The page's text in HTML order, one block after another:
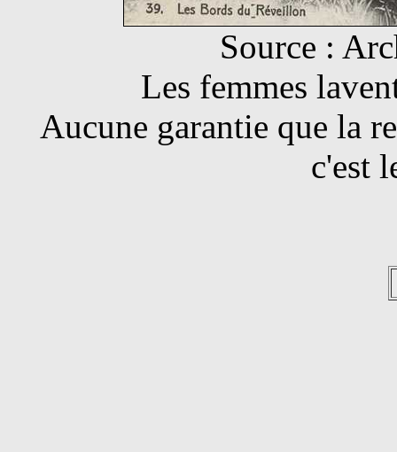
Source :
Les femmes
Aucune garantie que la
c'est